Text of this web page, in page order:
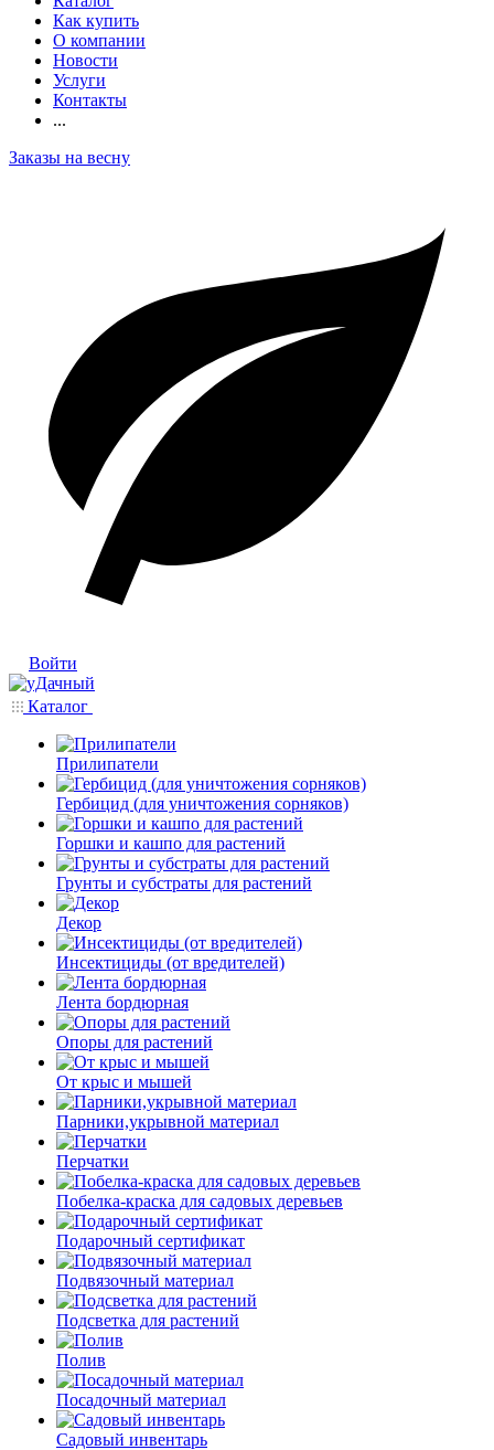
Как купить
О компании
Новости
Услуги
Контакты
...
Заказы на весну
Войти
Каталог
Прилипатели
Гербицид (для уничтожения сорняков)
Горшки и кашпо для растений
Грунты и субстраты для растений
Декор
Инсектициды (от вредителей)
Лента бордюрная
Опоры для растений
От крыс и мышей
Парники,укрывной материал
Перчатки
Побелка-краска для садовых деревьев
Подарочный сертификат
Подвязочный материал
Подсветка для растений
Полив
Посадочный материал
Садовый инвентарь